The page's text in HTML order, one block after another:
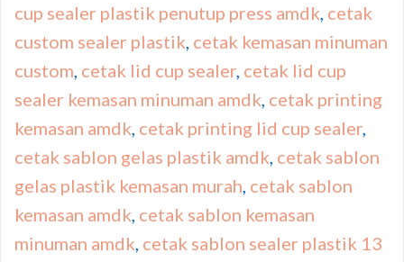
cup sealer plastik penutup press amdk cetak
custom sealer plastik cetak kemasan minuman
custom cetak lid cup sealer cetak lid cup
sealer kemasan minuman amdk cetak printing
kemasan amdk cetak printing lid cup sealer
cetak sablon gelas plastik amdk cetak sablon
gelas plastik kemasan murah cetak sablon
kemasan amdk cetak sablon kemasan
minuman amdk cetak sablon sealer plastik 13